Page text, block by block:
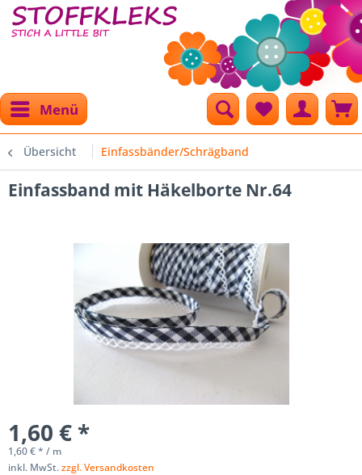
Menü
Übersicht Einfassbänder/Schrägband
Einfassband mit Häkelborte Nr.64
1,60 € *
1,60 € * / m
inkl. MwSt.zzgl. Versandkosten